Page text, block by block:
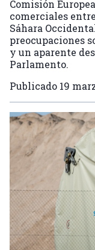
Comisión
comerciales
Sáhara
preocupaciones
y un aparente
Parlamento.
Publicado 19